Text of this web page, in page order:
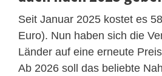
Seit Januar 2025 kostet es
Euro). Nun haben sich die
Länder auf eine erneute
Ab 2026 soll das beliebte